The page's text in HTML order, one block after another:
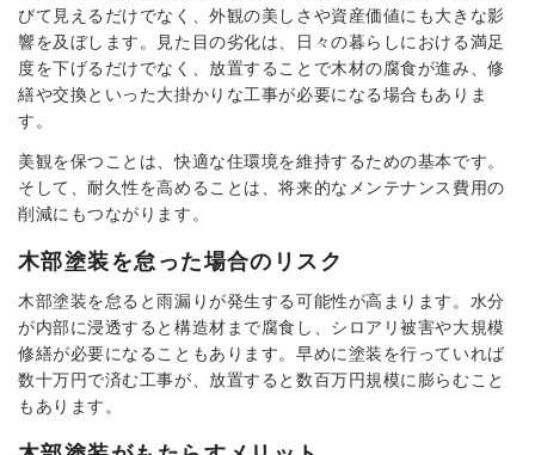
びて見えるだけでなく、外観の美しさや資産価値にも大きな影
響を及ぼします。見た目の劣化は、日々の暮らしにおける満足
度を下げるだけでなく、放置することで木材の腐食が進み、修
繕や交換といった大掛かりな工事が必要になる場合もありま
す。
美観を保つことは、快適な住環境を維持するための基本です。
そして、耐久性を高めることは、将来的なメンテナンス費用の
削減にもつながります。
木部塗装を怠った場合のリスク
木部塗装を怠ると雨漏りが発生する可能性が高まります。水分
が内部に浸透すると構造材まで腐食し、シロアリ被害や大規模
修繕が必要になることもあります。早めに塗装を行っていれば
数十万円で済む工事が、放置すると数百万円規模に膨らむこと
もあります。